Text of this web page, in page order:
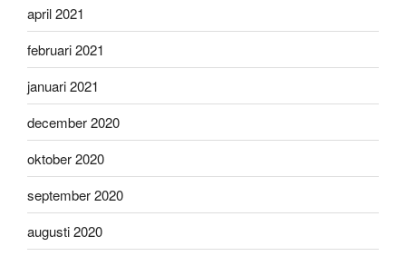
april 2021
februari 2021
januari 2021
december 2020
oktober 2020
september 2020
augusti 2020